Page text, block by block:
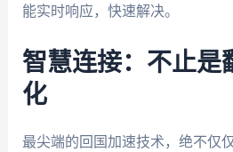
能实时响应，快速解决。
智慧连接：不止是
化
最尖端的回国加速技术，绝不仅